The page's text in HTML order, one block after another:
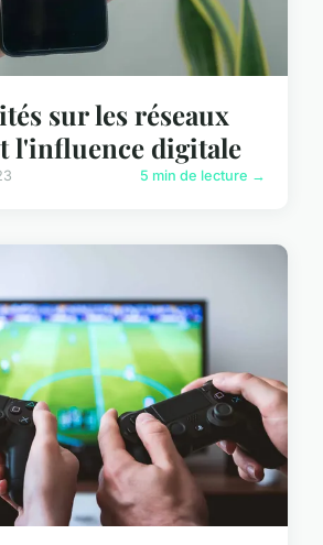
sur les réseaux
l'influence digitale
5 min de lecture →